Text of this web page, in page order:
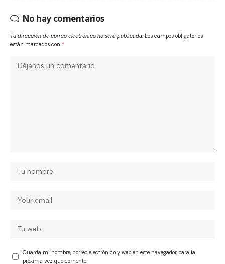
No hay comentarios
Tu dirección de correo electrónico no será publicada. Los campos obligatorios
están marcados con *
Guarda mi nombre, correo electrónico y web en este navegador para la
próxima vez que comente.